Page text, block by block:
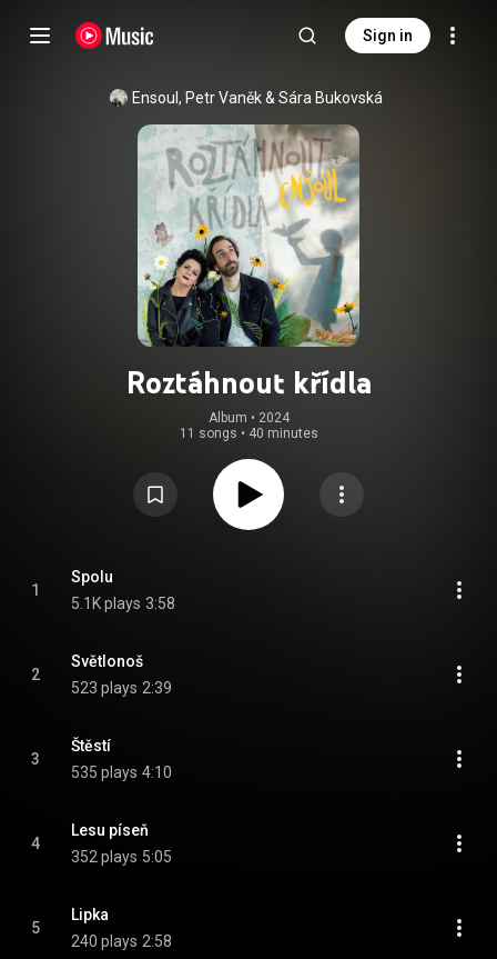
Sign in
Ensoul , Petr Vaněk & Sára Bukovská
Roztáhnout křídla
Album • 2024
11 songs • 40 minutes
1
Spolu
5.1K plays 3:58
2
Světlonoš
523 plays 2:39
3
Štěstí
535 plays 4:10
4
Lesu píseň
352 plays 5:05
5
Lipka
240 plays 2:58